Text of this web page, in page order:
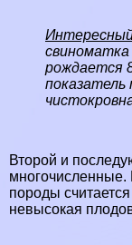
рождается
Второй и
многочисленные.
породы
невысокая